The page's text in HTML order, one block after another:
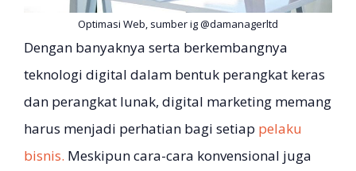
Optimasi Web, sumber ig @damanagerltd
Dengan banyaknya serta berkembangnya
teknologi digital dalam bentuk perangkat keras
dan perangkat lunak, digital marketing memang
harus menjadi perhatian bagi setiap pelaku
bisnis. Meskipun cara-cara konvensional juga